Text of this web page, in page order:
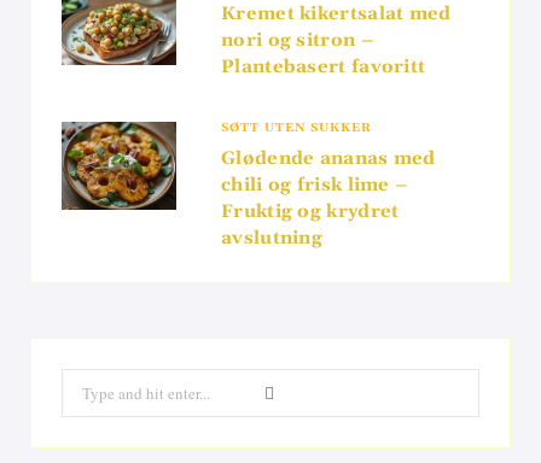
Kremet kikertsalat med
nori og sitron –
Plantebasert favoritt
SØTT UTEN SUKKER
Glødende ananas med
chili og frisk lime –
Fruktig og krydret
avslutning
for: